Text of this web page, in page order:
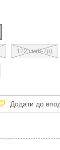
122 см(6-7р)